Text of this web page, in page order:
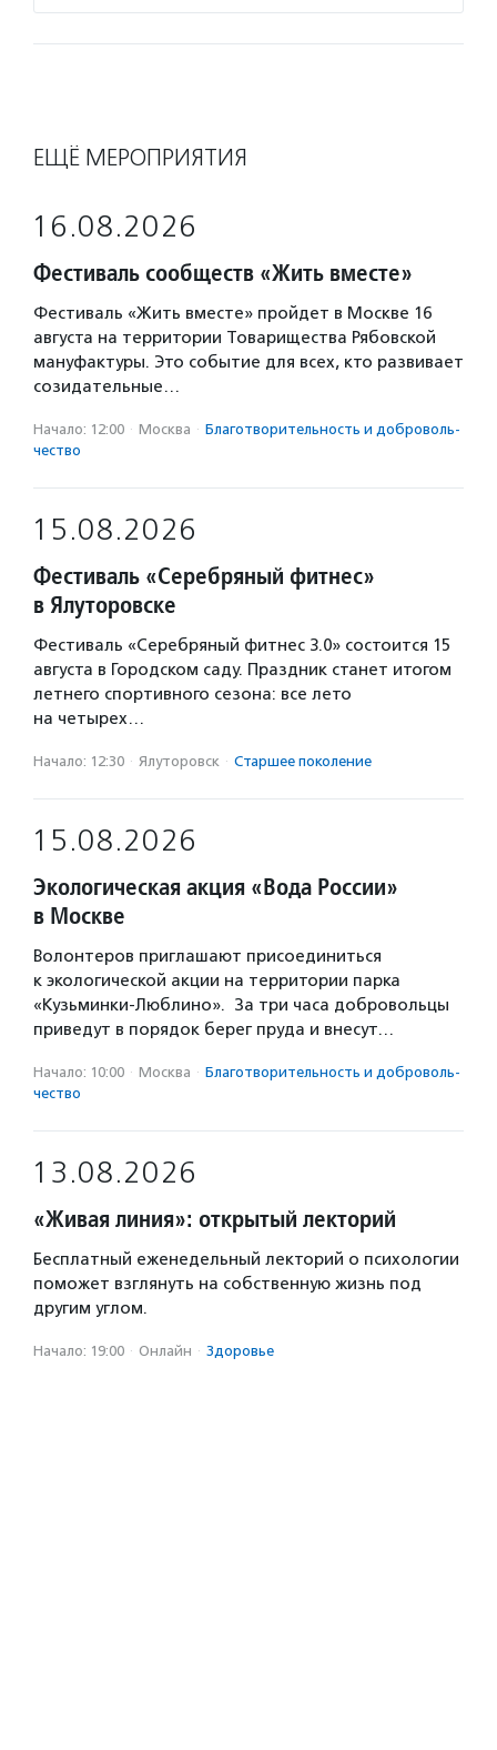
ЕЩЁ МЕРОПРИЯТИЯ
16.08.2026
Фестиваль сообществ «Жить вместе»
Фестиваль «Жить вместе» пройдет в Москве 16
августа на территории Товарищества Рябовской
мануфактуры. Это событие для всех, кто развивает
созидательные…
Начало: 12:00 · Москва · Благотвори­тель­ность и доброволь­
чест­во
15.08.2026
Фестиваль «Серебряный фитнес»
в Ялуторовске
Фестиваль «Серебряный фитнес 3.0» состоится 15
августа в Городском саду. Праздник станет итогом
летнего спортивного сезона: все лето
на четырех…
Начало: 12:30 · Ялуторовск · Старшее поколение
15.08.2026
Экологическая акция «Вода России»
в Москве
Волонтеров приглашают присоединиться
к экологической акции на территории парка
«Кузьминки-Люблино». За три часа добровольцы
приведут в порядок берег пруда и внесут…
Начало: 10:00 · Москва · Благотвори­тель­ность и доброволь­
чест­во
13.08.2026
«Живая линия»: открытый лекторий
Бесплатный еженедельный лекторий о психологии
поможет взглянуть на собственную жизнь под
другим углом.
Начало: 19:00 · Онлайн · Здоровье